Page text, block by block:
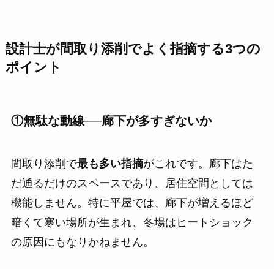
設計士が間取り添削でよく指摘する3つの
ポイント
①無駄な動線──廊下が多すぎないか
間取り添削で最も多い指摘がこれです。廊下はた
だ通るだけのスペースであり、居住空間としては
機能しません。特に平屋では、廊下が増えるほど
暗くて寒い場所が生まれ、冬場はヒートショック
の原因にもなりかねません。